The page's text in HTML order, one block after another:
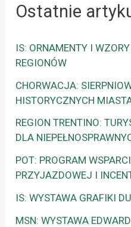
Ostatnie
IS: ORNAMENTY I
REGIONÓW
CHORWACJA:
HISTORYCZNYCH
REGION TRENTINO:
DLA
POT: PROGRAM
PRZYJAZDOWEJ I
IS: WYSTAWA GRAFIKI
MSN: WYSTAWA